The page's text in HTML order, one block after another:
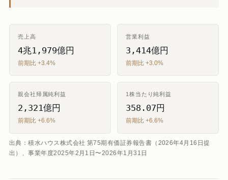
売上高
4兆1,979億円
前期比 +3.4%
営業利益
3,414億円
前期比 +3.0%
親会社帰属純利益
2,321億円
前期比 +6.6%
1株当たり純利益
358.07円
前期比 +6.6%
出典：積水ハウス株式会社 第75期有価証券報告書（2026年4月16日提
出）、事業年度2025年2月1日〜2026年1月31日